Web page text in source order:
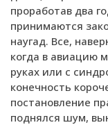
проработав два
принимаются
наугад. Все,
когда в авиацию
руках или с
конечность
постановление
поднялся шум,